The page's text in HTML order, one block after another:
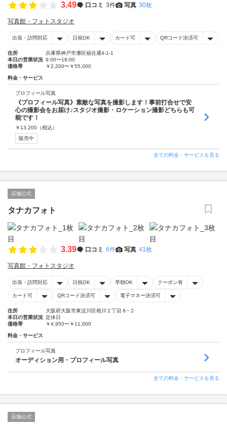
3.49 口コミ 3件 写真 30枚
写真館・フォトスタジオ
出張・訪問対応 日祝OK カード可 QRコード決済可
住所
兵庫県神戸市灘区福住通4-1-1
本日の営業状況 9:00〜18:00
価格帯
￥2,200〜￥55,000
料金・サービス
プロフィール写真
《プロフィール写真》素敵な写真を撮影します！事前打合せで安
心の撮影会をお届け♪スタジオ撮影・ロケーション撮影どちらも可
能です！
￥ 13,200 （税込）
販売中
全ての料金・サービスを見る
店舗公式
タナカフォト
3.39 口コミ 6件 写真 41枚
写真館・フォトスタジオ
出張・訪問対応 日祝OK 早朝OK クーポン有
カード可 QRコード決済可 電子マネー決済可
住所
大阪府大阪市東淀川区相川２丁目８−２
本日の営業状況 定休日
価格帯
￥4,950〜￥11,000
料金・サービス
プロフィール写真
オーディション用・プロフィール写真
全ての料金・サービスを見る
店舗公式